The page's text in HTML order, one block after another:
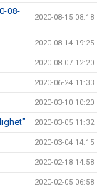
08-
2020-08-15 08:18
2020-08-14 19:25
2020-08-07 12:20
2020-06-24 11:33
2020-03-10 10:20
2020-03-05 11:32
2020-03-04 14:15
2020-02-18 14:58
2020-02-05 06:58